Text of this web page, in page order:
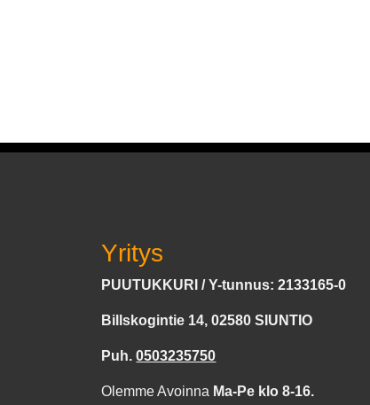
Yritys
PUUTUKKURI / Y-tunnus: 2133165-0
Billskogintie 14, 02580 SIUNTIO
Puh.0503235750
Olemme Avoinna Ma-Pe klo 8-16.